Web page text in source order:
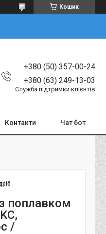
Кошик
+380 (50) 357-00-24
+380 (63) 249-13-03
Служба підтримки клієнтів
Контакти Чат бот
поплавком
/